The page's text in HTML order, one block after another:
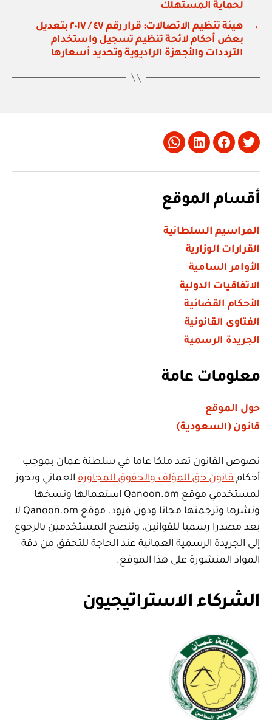
لحماية المستهلك
→
هيئة تنظيم الاتصالات: قرار رقم ٤٧ / ٢٠١٧ بتعديل
بعض أحكام لائحة تنظيم تسجيل واستخدام
الترددات والأجهزة الراديوية وتحديد أسعارها
Twitter
Facebook
LinkedIn
Whatsapp
أقسام الموقع
المراسيم السلطانية
القرارات الوزارية
الأوامر السامية
الاتفاقيات الدولية
الأحكام القضائية
الفتاوى القانونية
الجريدة الرسمية
معلومات عامة
حول الموقع
قانون (السعودية)
نصوص القانون تعد ملكا عاما في سلطنة عمان بموجب
أحكام قانون حق المؤلف والحقوق المجاورة العماني ويجوز
لمستخدمي موقع Qanoon.om استعمالها ونسخها
ونشرها وترجمتها مجانا ودون قيود. موقع Qanoon.om لا
يعد مصدرا رسميا للقوانين، وننصح المستخدمين بالرجوع
إلى الجريدة الرسمية العمانية عند الحاجة للتحقق من دقة
المواد المنشورة على هذا الموقع.
الشركاء الاستراتيجيون